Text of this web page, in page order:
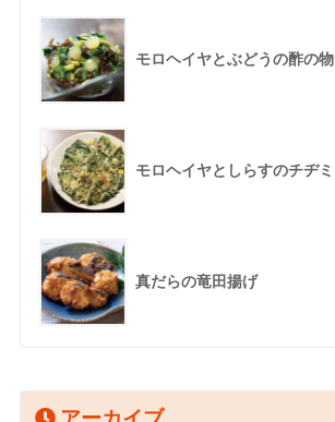
モロヘイヤとぶどうの酢の物
モロヘイヤとしらすのチヂミ
真だらの竜田揚げ